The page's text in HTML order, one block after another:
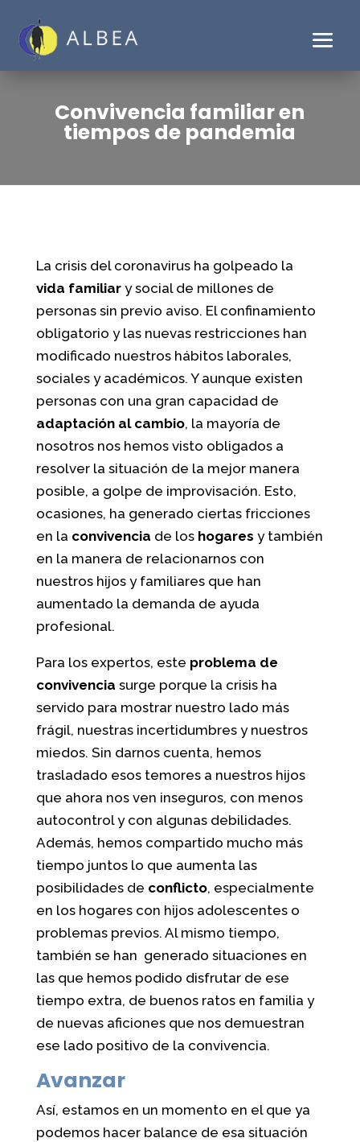
Convivencia familiar en
tiempos de pandemia
La crisis del coronavirus ha golpeado la
vida familiary social de millones de
personas sin previo aviso. El confinamiento
obligatorio y las nuevas restricciones han
modificado nuestros hábitos laborales,
sociales y académicos. Y aunque existen
personas con una gran capacidad de
adaptación al cambio, la mayoría de
nosotros nos hemos visto obligados a
resolver la situación de la mejor manera
posible, a golpe de improvisación. Esto,
ocasiones, ha generado ciertas fricciones
en la convivencia de loshogares y también
en la manera de relacionarnos con
nuestros hijos y familiares que han
aumentado la demanda de ayuda
profesional.
Para los expertos, este problema de
convivencia surge porque la crisis ha
servido para mostrar nuestro lado más
frágil, nuestras incertidumbres y nuestros
miedos. Sin darnos cuenta, hemos
trasladado esos temores a nuestros hijos
que ahora nos ven inseguros, con menos
autocontrol y con algunas debilidades.
Además, hemos compartido mucho más
tiempo juntos lo que aumenta las
posibilidades de conflicto, especialmente
en los hogares con hijos adolescentes o
problemas previos. Al mismo tiempo,
también se han generado situaciones en
las que hemos podido disfrutar de ese
tiempo extra, de buenos ratos en familia y
de nuevas aficiones que nos demuestran
ese lado positivo de la convivencia.
Avanzar
Así, estamos en un momento en el que ya
podemos hacer balance de esa situación